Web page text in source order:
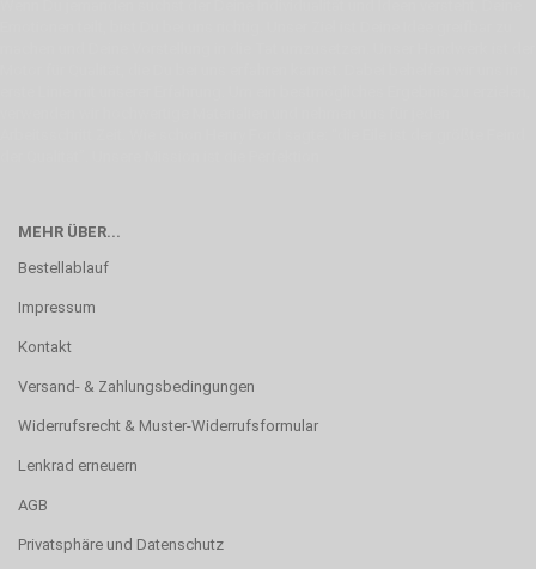
MEHR ÜBER...
Bestellablauf
Impressum
Kontakt
Versand- & Zahlungsbedingungen
Widerrufsrecht & Muster-Widerrufsformular
Lenkrad erneuern
AGB
Privatsphäre und Datenschutz